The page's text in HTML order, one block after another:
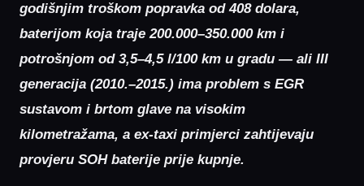
godišnjim troškom popravka od 408 dolara,
baterijom koja traje 200.000–350.000 km i
potrošnjom od 3,5–4,5 l/100 km u gradu — ali III
generacija (2010.–2015.) ima problem s EGR
sustavom i brtom glave na visokim
kilometražama, a ex-taxi primjerci zahtijevaju
provjeru SOH baterije prije kupnje.